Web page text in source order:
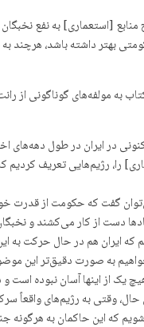
[استعماری] به نفع
بهتر داشته باشد، هرچند
مولفه‌های گوناگونی از
در ایران در طول دهه‌های
رژیم‌هایی تعریف کردیم
گفت که حکومت از قدرت
دست از کار می‌کشند و
ایران هم در حال حرکت به
به صورت دقیق‌تر این
که هیچ یک از اینها آسان
وقتی به رژیم‌های واقعاً
که این حاکمان به